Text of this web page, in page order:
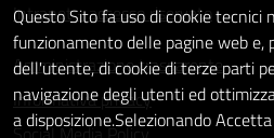
Intranet - accesso riservato
Amministrazione trasparente
Informativa privacy
Questo Sito fa uso di cookie tecnici
funzionamento delle pagine web e,
dell'utente, di cookie di terze parti
navigazione degli utenti ed
a disposizione.Selezionando